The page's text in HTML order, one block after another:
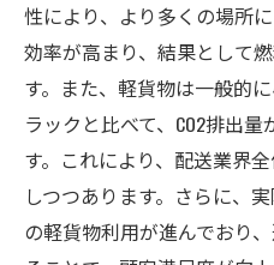
性により、より多くの場所
効率が高まり、結果として
す。また、軽貨物は一般的
ラックと比べて、CO2排出
す。これにより、配送業界
しつつあります。さらに、
の軽貨物利用が進んでおり